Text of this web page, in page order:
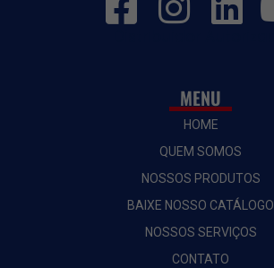
MENU
HOME
QUEM SOMOS
NOSSOS PRODUTOS
BAIXE NOSSO CATÁLOGO
NOSSOS SERVIÇOS
CONTATO